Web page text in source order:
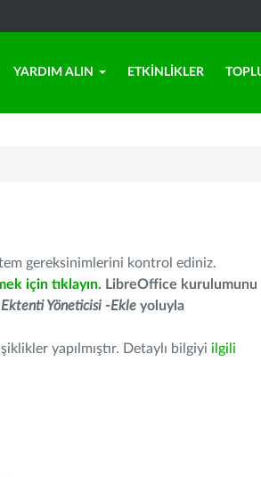
YARDIM ALIN ETKINLIKLER
gereksinimlerini kontrol ediniz.
için tıklayın. LibreOffice kurulumunu
Yöneticisi -Ekle yoluyla
yapılmıştır. Detaylı bilgiyi ilgili